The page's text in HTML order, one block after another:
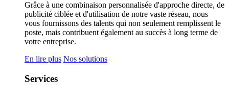
Grâce à une combinaison personnalisée d'approche directe, de
publicité ciblée et d'utilisation de notre vaste réseau, nous
vous fournissons des talents qui non seulement remplissent le
poste, mais contribuent également au succès à long terme de
votre entreprise.
En lire plus Nos solutions
Services